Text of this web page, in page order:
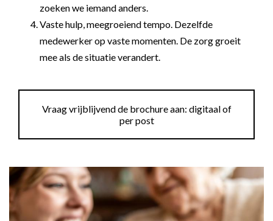
zoeken we iemand anders.
Vaste hulp, meegroeiend tempo. Dezelfde
medewerker op vaste momenten. De zorg groeit
mee als de situatie verandert.
Vraag vrijblijvend de brochure aan: digitaal of
per post